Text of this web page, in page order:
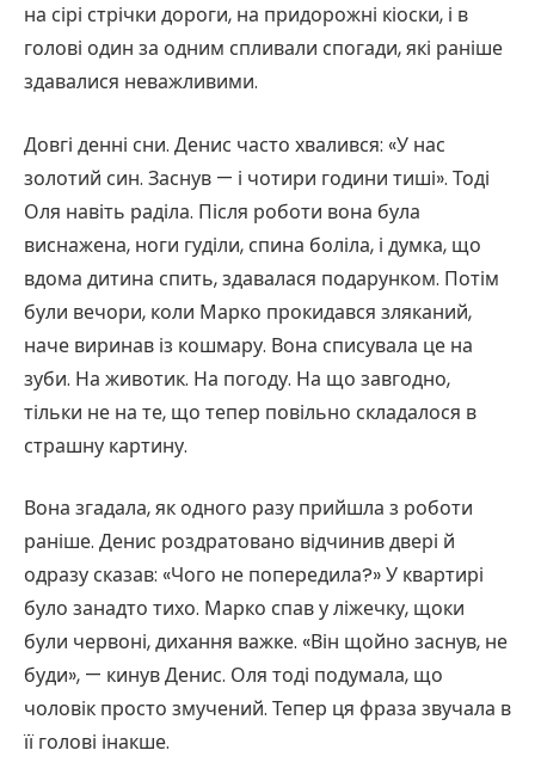
на сірі стрічки дороги, на придорожні кіоски, і в
голові один за одним спливали спогади, які раніше
здавалися неважливими.
Довгі денні сни. Денис часто хвалився: «У нас
золотий син. Заснув — і чотири години тиші». Тоді
Оля навіть раділа. Після роботи вона була
виснажена, ноги гуділи, спина боліла, і думка, що
вдома дитина спить, здавалася подарунком. Потім
були вечори, коли Марко прокидався зляканий,
наче виринав із кошмару. Вона списувала це на
зуби. На животик. На погоду. На що завгодно,
тільки не на те, що тепер повільно складалося в
страшну картину.
Вона згадала, як одного разу прийшла з роботи
раніше. Денис роздратовано відчинив двері й
одразу сказав: «Чого не попередила?» У квартирі
було занадто тихо. Марко спав у ліжечку, щоки
були червоні, дихання важке. «Він щойно заснув, не
буди», — кинув Денис. Оля тоді подумала, що
чоловік просто змучений. Тепер ця фраза звучала в
її голові інакше.